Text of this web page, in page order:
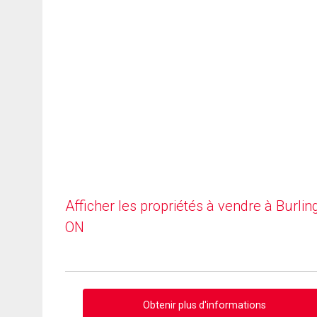
Afficher les propriétés à vendre à
ON
Obtenir plus d'informations